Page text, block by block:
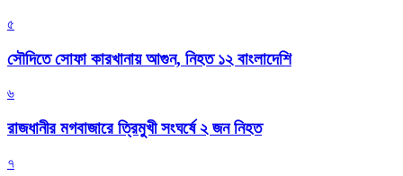
৫
সৌদিতে সোফা কারখানায় আগুন, নিহত ১২ বাংলাদেশি
৬
রাজধানীর মগবাজারে ত্রিমুখী সংঘর্ষে ২ জন নিহত
৭